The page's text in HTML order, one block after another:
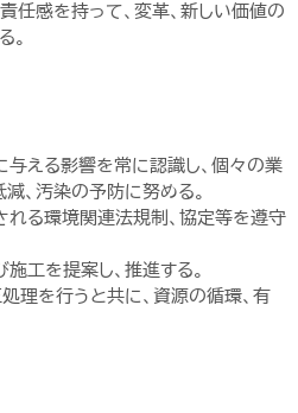
任感を持って、変革、新しい価値の
。
える影響を常に認識し、個々の業
、汚染の予防に努める。
る環境関連法規制、協定等を遵守
工を提案し、推進する。
理を行うと共に、資源の循環、有